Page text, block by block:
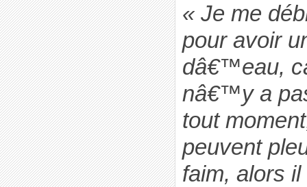
« Je me
pour avoir
dâ€™eau,
nâ€™y a
tout
peuvent
faim, alors